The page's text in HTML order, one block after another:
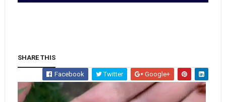
SHARE THIS
Facebook Twitter Google+